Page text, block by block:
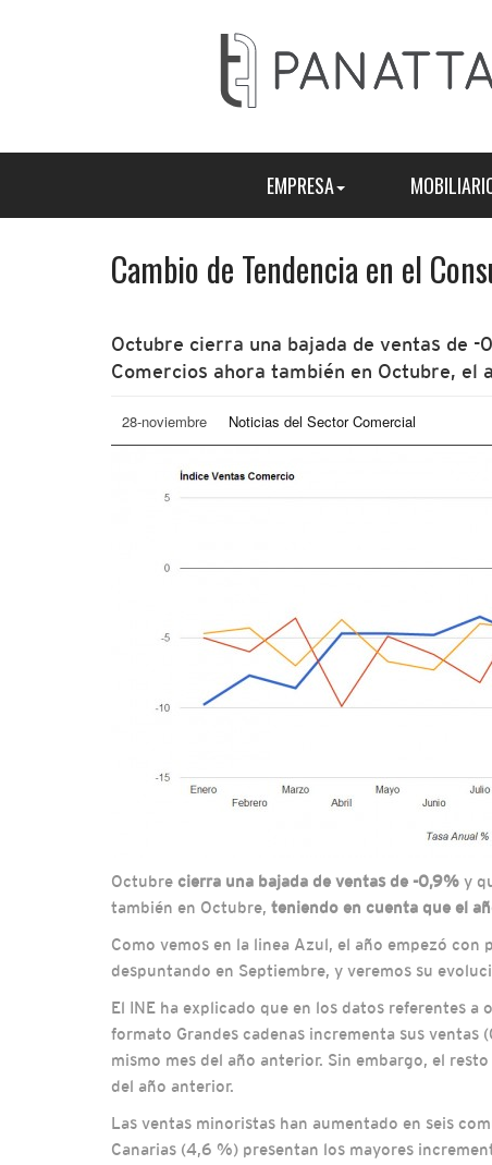
EMPRESA
Cambio de Tendencia en el
Octubre cierra una bajada de ventas de
Comercios ahora también en Octubre, el
28-noviembre Noticias del Sector Comercial
Octubre cierra una bajada de ventas de -0,9% y
también en Octubre, teniendo en cuenta que el
Como vemos en la linea Azul, el año empezó
despuntando en Septiembre, y veremos su
El INE ha explicado que en los datos referentes
formato Grandes cadenas incrementa sus
mismo mes del año anterior. Sin embargo, el
del año anterior.
Las ventas minoristas han aumentado en seis
Canarias (4,6 %) presentan los mayores